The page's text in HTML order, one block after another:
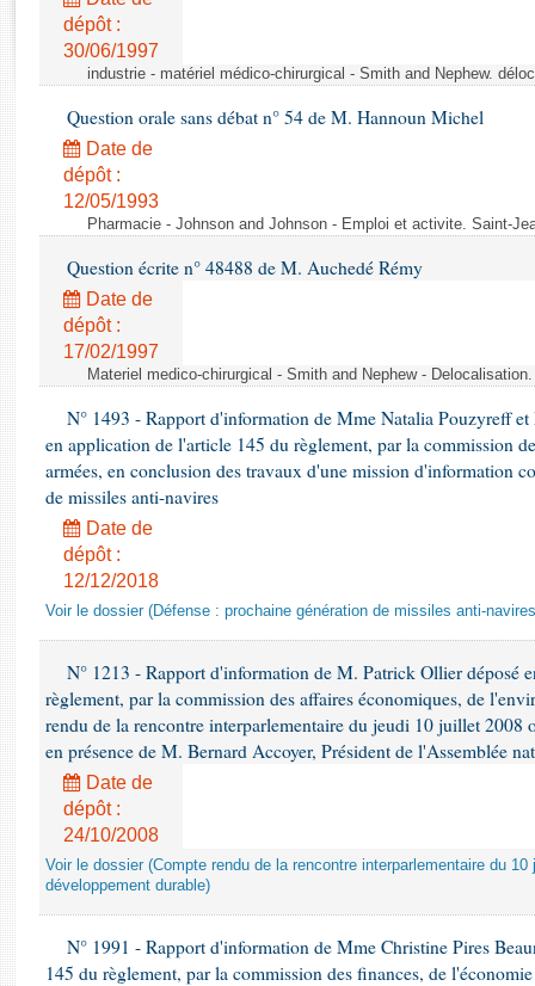
Rapports d'enquête
Rapports législatifs
Dossiers législatifs
Budget et sécurité sociale
Questions écrites et orales
dépôt :
30/06/1997
industrie - matériel médico-chirurgical - Smith and Nephew.
Question orale sans débat n° 54 de M. Hannoun Michel
Date de
dépôt :
12/05/1993
Pharmacie - Johnson and Johnson - Emploi et activite. Saint-
Question écrite n° 48488 de M. Auchedé Rémy
Date de
dépôt :
17/02/1997
Materiel medico-chirurgical - Smith and Nephew -
N° 1493 - Rapport d'information de Mme Natalia Pouzyreff
en application de l'article 145 du règlement, par la commission
armées, en conclusion des travaux d'une mission d'information
de missiles anti-navires
Date de
dépôt :
12/12/2018
Voir le dossier (Défense : prochaine génération de missiles anti-
N° 1213 - Rapport d'information de M. Patrick Ollier déposé
règlement, par la commission des affaires économiques, de
rendu de la rencontre interparlementaire du jeudi 10 juillet 2008
en présence de M. Bernard Accoyer, Président de l'Assemblée
Date de
dépôt :
24/10/2008
Voir le dossier (Compte rendu de la rencontre interparlementaire du
développement durable)
N° 1991 - Rapport d'information de Mme Christine Pires
145 du règlement, par la commission des finances, de